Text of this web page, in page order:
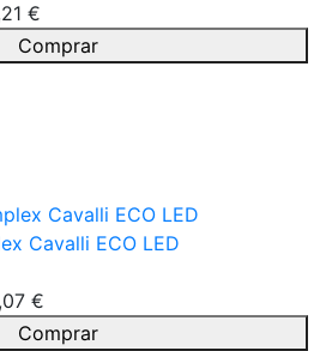
€
Comprar
Cavalli ECO LED
€
Comprar